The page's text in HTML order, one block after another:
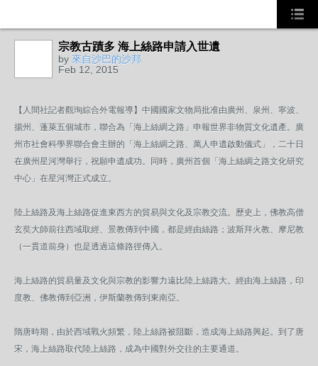
宗教古蹟多 海上絲路申請入世遺
by 來自沙巴的沙邦
Feb 12, 2015
【人間社記者觀珣綜合外電報導】中國國家文物局批准由廣州、泉州、寧波、
揚州、蓬萊五個城市，聯合為「海上絲綢之路」申報世界非物質文化遺產。廣
州市社會科學界聯合會主辦的「海上絲綢之路、萬人申遺啟動儀式」，二十日
在廣州星河灣舉行，祝願申遺成功。同時，廣州首個「海上絲綢之路文化研究
中心」在星河灣正式成立。
陸上絲路及海上絲路促進東西方的貿易與文化及宗教交流。歷史上，佛教高僧
玄奘大師前往西域取經、景教傳到中國，都是經由絲路；波斯拜火教、摩尼教
（一貫道前身）也是透過這條路徑傳入。
海上絲路的貿易量及文化與宗教的影響力遠比陸上絲路大。經由海上絲路，印
度教、佛教傳到亞洲，伊斯蘭教傳到東南亞。
隋唐時期，由於西域戰火頻繁，陸上絲路被阻斷，造成海上絲路興起。到了唐
宋，海上絲路取代陸上絲路，成為中國對外交往的主要通道。